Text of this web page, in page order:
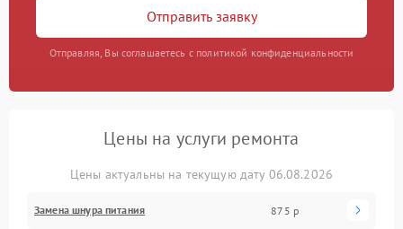
Отправить заявку
Отправляя, Вы соглашаетесь с политикой конфиденциальности
Цены на услуги ремонта
Цены актуальны на текущую дату 06.08.2026
Замена шнура питания 875 р